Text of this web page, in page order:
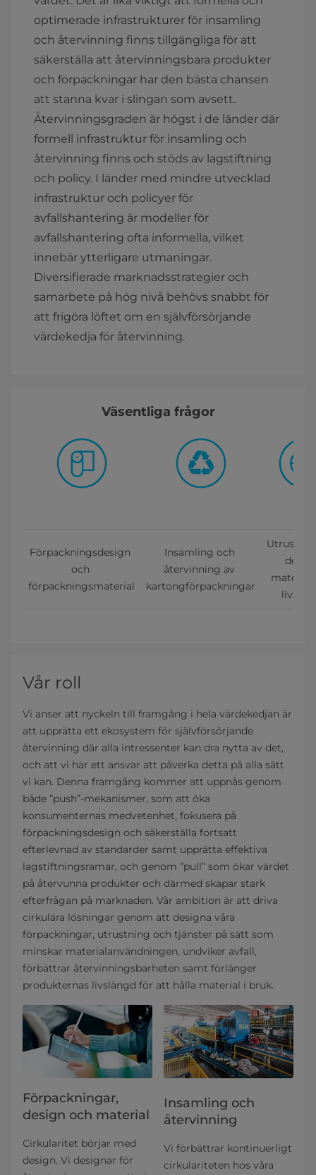
optimerade infrastrukturer för insamling
och återvinning finns tillgängliga för att
säkerställa att återvinningsbara produkter
och förpackningar har den bästa chansen
att stanna kvar i slingan som avsett.
Återvinningsgraden är högst i de länder där
formell infrastruktur för insamling och
återvinning finns och stöds av lagstiftning
och policy. I länder med mindre utvecklad
infrastruktur och policyer för
avfallshantering är modeller för
avfallshantering ofta informella, vilket
innebär ytterligare utmaningar.
Diversifierade marknadsstrategier och
samarbete på hög nivå behövs snabbt för
att frigöra löftet om en självförsörjande
värdekedja för återvinning.
Väsentliga frågor
Förpackningsdesign
och
förpackningsmaterial
Insamling och
återvinning av
kartongförpackningar
material
Vår roll
Vi anser att nyckeln till framgång i hela värdekedjan är
att upprätta ett ekosystem för självförsörjande
återvinning där alla intressenter kan dra nytta av det,
och att vi har ett ansvar att påverka detta på alla sätt
vi kan. Denna framgång kommer att uppnås genom
både ”push”-mekanismer, som att öka
konsumenternas medvetenhet, fokusera på
förpackningsdesign och säkerställa fortsatt
efterlevnad av standarder samt upprätta effektiva
lagstiftningsramar, och genom ”pull” som ökar värdet
på återvunna produkter och därmed skapar stark
efterfrågan på marknaden. Vår ambition är att driva
cirkulära lösningar genom att designa våra
förpackningar, utrustning och tjänster på sätt som
minskar materialanvändningen, undviker avfall,
förbättrar återvinningsbarheten samt förlänger
produkternas livslängd för att hålla material i bruk.
Förpackningar,
design och material
Cirkularitet börjar med
design. Vi designar för
Insamling och
återvinning
Vi förbättrar kontinuerligt
cirkulariteten hos våra